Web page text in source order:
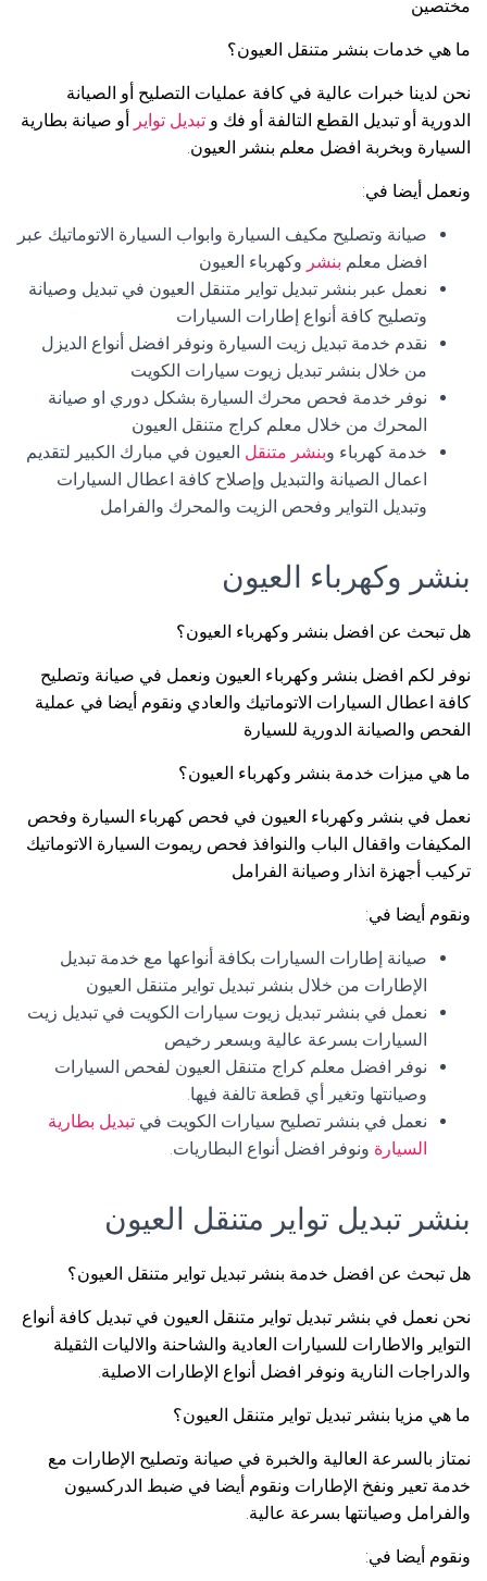
مختصين
ما هي خدمات بنشر متنقل العيون؟
نحن لدينا خبرات عالية في كافة عمليات التصليح أو الصيانة
الدورية أو تبديل القطع التالفة أو فك و تبديل تواير أو صيانة بطارية
السيارة وبخربة افضل معلم بنشر العيون.
ونعمل أيضا في:
صيانة وتصليح مكيف السيارة وابواب السيارة الاتوماتيك عبر
افضل معلم بنشر وكهرباء العيون
نعمل عبر بنشر تبديل تواير متنقل العيون في تبديل وصيانة
وتصليح كافة أنواع إطارات السيارات
نقدم خدمة تبديل زيت السيارة ونوفر افضل أنواع الديزل
من خلال بنشر تبديل زيوت سيارات الكويت
نوفر خدمة فحص محرك السيارة بشكل دوري او صيانة
المحرك من خلال معلم كراج متنقل العيون
خدمة كهرباء وبنشر متنقل العيون في مبارك الكبير لتقديم
اعمال الصيانة والتبديل وإصلاح كافة اعطال السيارات
وتبديل التواير وفحص الزيت والمحرك والفرامل
بنشر وكهرباء العيون
هل تبحث عن افضل بنشر وكهرباء العيون؟
نوفر لكم افضل بنشر وكهرباء العيون ونعمل في صيانة وتصليح
كافة اعطال السيارات الاتوماتيك والعادي ونقوم أيضا في عملية
الفحص والصيانة الدورية للسيارة
ما هي ميزات خدمة بنشر وكهرباء العيون؟
نعمل في بنشر وكهرباء العيون في فحص كهرباء السيارة وفحص
المكيفات واقفال الباب والنوافذ فحص ريموت السيارة الاتوماتيك
تركيب أجهزة انذار وصيانة الفرامل
ونقوم أيضا في:
صيانة إطارات السيارات بكافة أنواعها مع خدمة تبديل
الإطارات من خلال بنشر تبديل تواير متنقل العيون
نعمل في بنشر تبديل زيوت سيارات الكويت في تبديل زيت
السيارات بسرعة عالية وبسعر رخيص
نوفر افضل معلم كراج متنقل العيون لفحص السيارات
وصيانتها وتغير أي قطعة تالفة فيها.
نعمل في بنشر تصليح سيارات الكويت في تبديل بطارية
السيارة ونوفر افضل أنواع البطاريات.
بنشر تبديل تواير متنقل العيون
هل تبحث عن افضل خدمة بنشر تبديل تواير متنقل العيون؟
نحن نعمل في بنشر تبديل تواير متنقل العيون في تبديل كافة أنواع
التواير والاطارات للسيارات العادية والشاحنة والاليات الثقيلة
والدراجات النارية ونوفر افضل أنواع الإطارات الاصلية.
ما هي مزيا بنشر تبديل تواير متنقل العيون؟
نمتاز بالسرعة العالية والخبرة في صيانة وتصليح الإطارات مع
خدمة تعير ونفخ الإطارات ونقوم أيضا في ضبط الدركسيون
والفرامل وصيانتها بسرعة عالية.
ونقوم أيضا في: